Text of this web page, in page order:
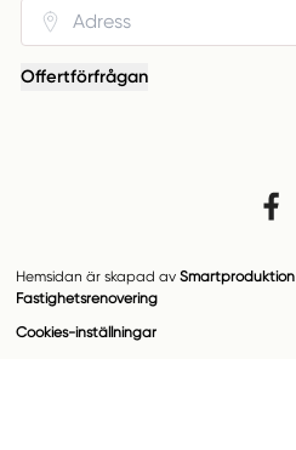
Offertförfrågan
Hemsidan är skapad avSmartproduktion
Fastighetsrenovering
Cookies-inställningar